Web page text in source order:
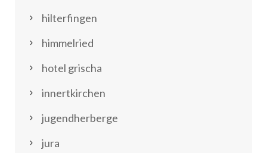
hilterfingen
himmelried
hotel grischa
innertkirchen
jugendherberge
jura